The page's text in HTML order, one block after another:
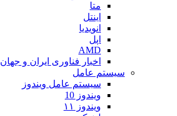
متا
اینتل
انویدیا
اپل
AMD
اخبار فناوری ایران و جهان
سیستم عامل
سیستم عامل ویندوز
ویندوز 10
ویندوز ۱۱